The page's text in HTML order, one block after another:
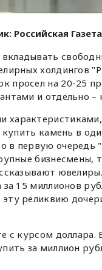
Российская
холдингов
просел на 20-25
и отдельно –
камень в
в первую очередь
бизнесмены,
15 миллионов
реликвию
с курсом доллара.
за миллион